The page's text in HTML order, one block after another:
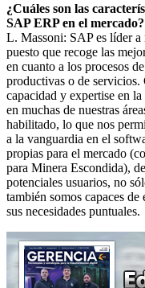
¿Cuáles son las
SAP ERP en el mercado?
L. Massoni: SAP es líder a
puesto que recoge las
en cuanto a los procesos
productivas o de servicios.
capacidad y expertise en
en muchas de nuestras
habilitado, lo que nos
a la vanguardia en el
propias para el mercado
para Minera Escondida),
potenciales usuarios, no
también somos capaces de
sus necesidades puntuales.